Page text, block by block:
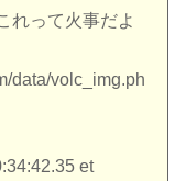
れって火事だよ
data/volc_img.ph
et